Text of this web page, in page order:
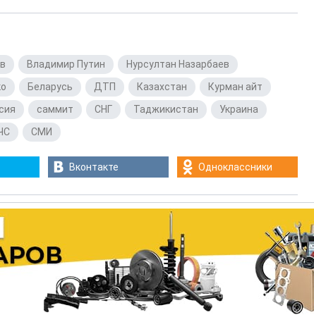
Владимир Путин Нурсултан Назарбаев
Беларусь ДТП Казахстан Курман айт
саммит СНГ Таджикистан Украина
СМИ
Вконтакте Одноклассники